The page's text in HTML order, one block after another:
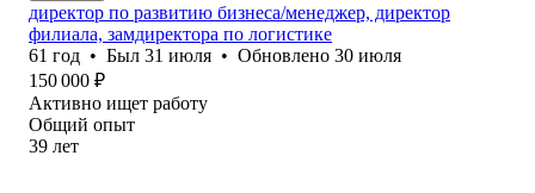
директор по развитию бизнеса/менеджер, директор
филиала, замдиректора по логистике
61 год • Был 31 июля • Обновлено 30 июля
150 000 ₽
Активно ищет работу
Общий опыт
39 лет